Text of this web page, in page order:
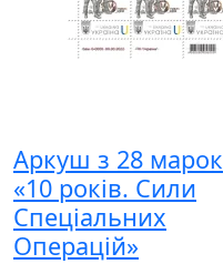
Аркуш з 28 марок
«10 років. Сили
Спеціальних
Операцій»